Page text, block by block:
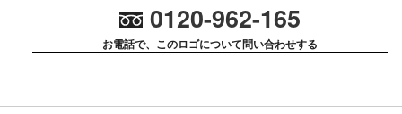
0120-962-165
お電話で、このロゴについて問い合わせする